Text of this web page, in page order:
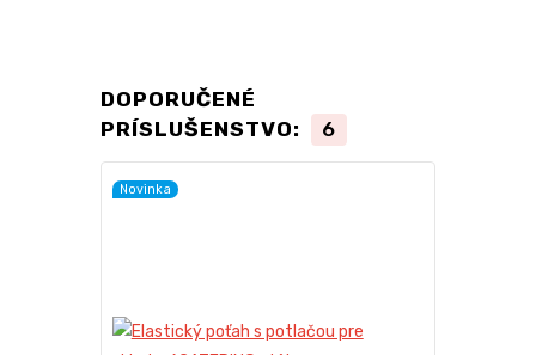
DOPORUČENÉ
PRÍSLUŠENSTVO:
6
Novinka